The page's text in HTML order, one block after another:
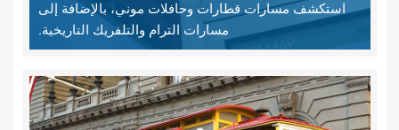
استكشف مسارات قطارات وحافلات موني، بالإضافة إلى
مسارات الترام والتلفريك التاريخية.